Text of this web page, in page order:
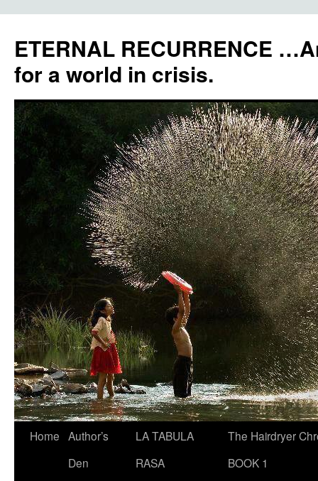
ETERNAL RECURRENCE
for a world in crisis.
Skip
Home Author’s
Den
LA TABULA
RASA
The Hairdryer
BOOK 1